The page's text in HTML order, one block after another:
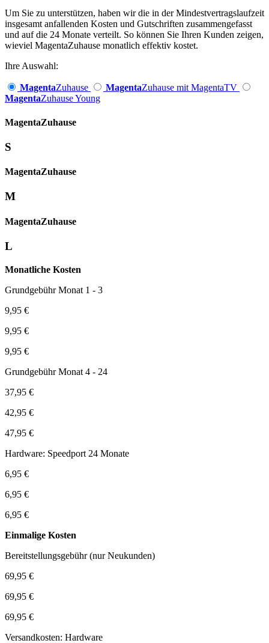
Um Sie zu unterstützen, haben wir die in der Mindestvertragslaufzeit
insgesamt anfallenden Kosten und Gutschriften zusammengefasst
und auf die 24 Monate verteilt. So können Sie Ihren Kunden zeigen,
wieviel MagentaZuhause monatlich effektiv kostet.
Ihre Auswahl:
MagentaZuhause MagentaZuhause mit MagentaTV
MagentaZuhause Young
Magenta­Zuhause
S
Magenta­Zuhause
M
Magenta­Zuhause
L
Monatliche Kosten
Grundgebühr Monat 1 - 3
9,95 €
9,95 €
9,95 €
Grundgebühr Monat 4 - 24
37,95 €
42,95 €
47,95 €
Hardware: Speedport 24 Monate
6,95 €
6,95 €
6,95 €
Einmalige Kosten
Bereitstellungsgebühr (nur Neukunden)
69,95 €
69,95 €
69,95 €
Versandkosten: Hardware